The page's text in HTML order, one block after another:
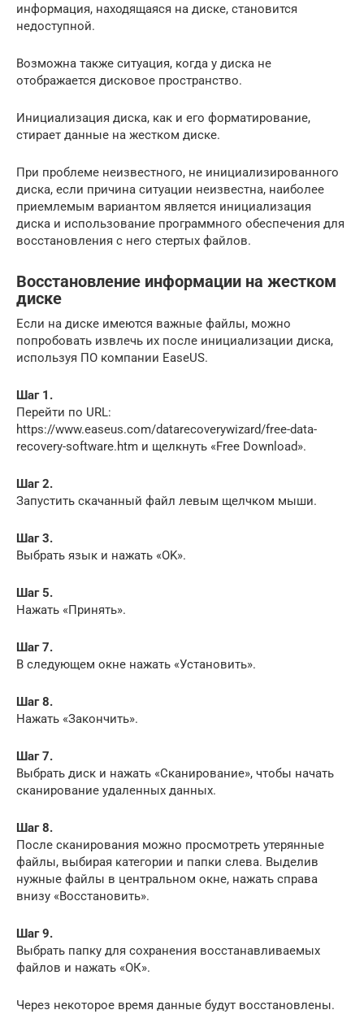
информация, находящаяся на диске, становится
недоступной.
Возможна также ситуация, когда у диска не
отображается дисковое пространство.
Инициализация диска, как и его форматирование,
стирает данные на жестком диске.
При проблеме неизвестного, не инициализированного
диска, если причина ситуации неизвестна, наиболее
приемлемым вариантом является инициализация
диска и использование программного обеспечения для
восстановления с него стертых файлов.
Восстановление информации на жестком
диске
Если на диске имеются важные файлы, можно
попробовать извлечь их после инициализации диска,
используя ПО компании EaseUS.
Шаг 1.
Перейти по URL:
https://www.easeus.com/datarecoverywizard/free-data-
recovery-software.htm и щелкнуть «Free Download».
Шаг 2.
Запустить скачанный файл левым щелчком мыши.
Шаг 3.
Выбрать язык и нажать «OK».
Шаг 5.
Нажать «Принять».
Шаг 7.
В следующем окне нажать «Установить».
Шаг 8.
Нажать «Закончить».
Шаг 7.
Выбрать диск и нажать «Сканирование», чтобы начать
сканирование удаленных данных.
Шаг 8.
После сканирования можно просмотреть утерянные
файлы, выбирая категории и папки слева. Выделив
нужные файлы в центральном окне, нажать справа
внизу «Восстановить».
Шаг 9.
Выбрать папку для сохранения восстанавливаемых
файлов и нажать «ОК».
Через некоторое время данные будут восстановлены.